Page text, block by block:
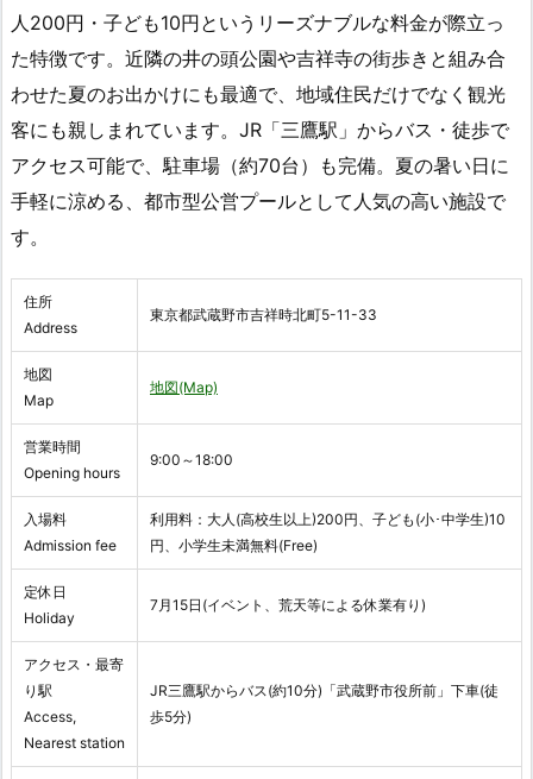
人200円・子ども10円というリーズナブルな料金が際立っ
た特徴です。近隣の井の頭公園や吉祥寺の街歩きと組み合
わせた夏のお出かけにも最適で、地域住民だけでなく観光
客にも親しまれています。JR「三鷹駅」からバス・徒歩で
アクセス可能で、駐車場（約70台）も完備。夏の暑い日に
手軽に涼める、都市型公営プールとして人気の高い施設で
す。
住所
Address
東京都武蔵野市吉祥時北町5-11-33
地図
Map
地図(Map)
営業時間
Opening hours
9:00～18:00
入場料
Admission fee
利用料：大人(高校生以上)200円、子ども(小･中学生)10
円、小学生未満無料(Free)
定休日
Holiday
7月15日(イベント、荒天等による休業有り)
アクセス・最寄
り駅
Access,
Nearest station
JR三鷹駅からバス(約10分)「武蔵野市役所前」下車(徒
歩5分)